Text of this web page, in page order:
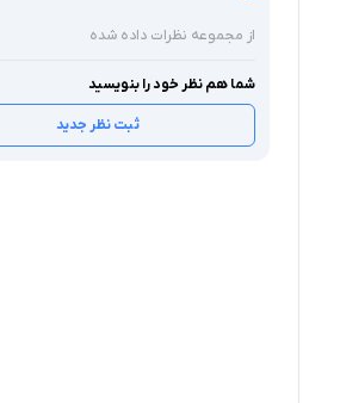
از مجموعه نظرات داده شده
شما هم نظر خود را بنویسید
ثبت نظر جدید